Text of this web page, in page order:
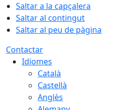
Saltar a la capçalera
Saltar al contingut
Saltar al peu de pàgina
Contactar
Idiomes
Català
Castellà
Anglès